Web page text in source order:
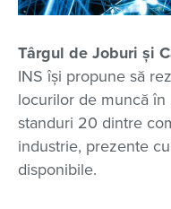
Târgul de Joburi și
INS își propune să
locurilor de muncă în
standuri 20 dintre
industrie, prezente
disponibile.